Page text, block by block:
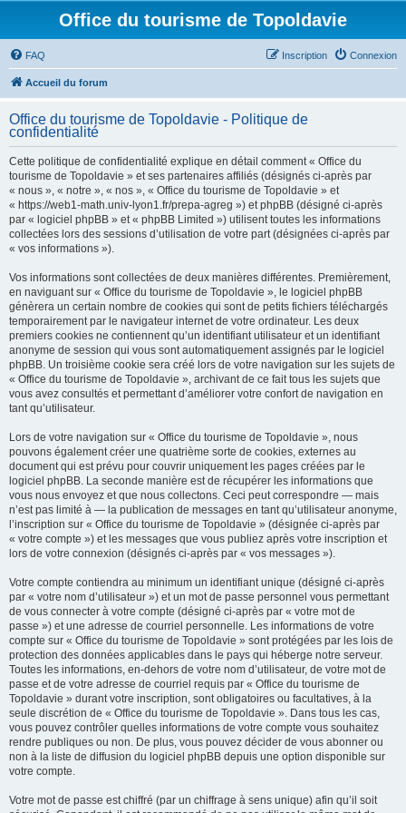
Office du tourisme de Topoldavie
FAQ Connexion
Inscription
Accueil du forum
Office du tourisme de Topoldavie - Politique de
confidentialité
Cette politique de confidentialité explique en détail comment « Office du
tourisme de Topoldavie » et ses partenaires affiliés (désignés ci-après par
« nous », « notre », « nos », « Office du tourisme de Topoldavie » et
« https://web1-math.univ-lyon1.fr/prepa-agreg ») et phpBB (désigné ci-après
par « logiciel phpBB » et « phpBB Limited ») utilisent toutes les informations
collectées lors des sessions d’utilisation de votre part (désignées ci-après par
« vos informations »).
Vos informations sont collectées de deux manières différentes. Premièrement,
en naviguant sur « Office du tourisme de Topoldavie », le logiciel phpBB
génèrera un certain nombre de cookies qui sont de petits fichiers téléchargés
temporairement par le navigateur internet de votre ordinateur. Les deux
premiers cookies ne contiennent qu’un identifiant utilisateur et un identifiant
anonyme de session qui vous sont automatiquement assignés par le logiciel
phpBB. Un troisième cookie sera créé lors de votre navigation sur les sujets de
« Office du tourisme de Topoldavie », archivant de ce fait tous les sujets que
vous avez consultés et permettant d’améliorer votre confort de navigation en
tant qu’utilisateur.
Lors de votre navigation sur « Office du tourisme de Topoldavie », nous
pouvons également créer une quatrième sorte de cookies, externes au
document qui est prévu pour couvrir uniquement les pages créées par le
logiciel phpBB. La seconde manière est de récupérer les informations que
vous nous envoyez et que nous collectons. Ceci peut correspondre — mais
n’est pas limité à — la publication de messages en tant qu’utilisateur anonyme,
l’inscription sur « Office du tourisme de Topoldavie » (désignée ci-après par
« votre compte ») et les messages que vous publiez après votre inscription et
lors de votre connexion (désignés ci-après par « vos messages »).
Votre compte contiendra au minimum un identifiant unique (désigné ci-après
par « votre nom d’utilisateur ») et un mot de passe personnel vous permettant
de vous connecter à votre compte (désigné ci-après par « votre mot de
passe ») et une adresse de courriel personnelle. Les informations de votre
compte sur « Office du tourisme de Topoldavie » sont protégées par les lois de
protection des données applicables dans le pays qui héberge notre serveur.
Toutes les informations, en-dehors de votre nom d’utilisateur, de votre mot de
passe et de votre adresse de courriel requis par « Office du tourisme de
Topoldavie » durant votre inscription, sont obligatoires ou facultatives, à la
seule discrétion de « Office du tourisme de Topoldavie ». Dans tous les cas,
vous pouvez contrôler quelles informations de votre compte vous souhaitez
rendre publiques ou non. De plus, vous pouvez décider de vous abonner ou
non à la liste de diffusion du logiciel phpBB depuis une option disponible sur
votre compte.
Votre mot de passe est chiffré (par un chiffrage à sens unique) afin qu’il soit